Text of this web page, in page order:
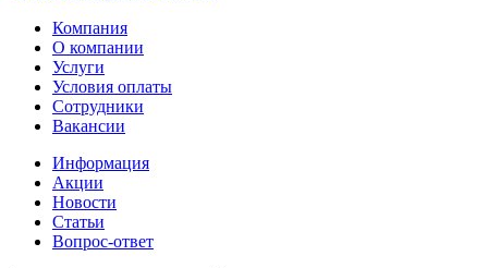
Компания
О компании
Услуги
Условия оплаты
Сотрудники
Вакансии
Информация
Акции
Новости
Статьи
Вопрос-ответ